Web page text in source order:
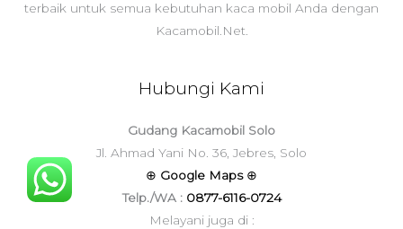
terbaik untuk semua kebutuhan kaca mobil Anda dengan
Kacamobil.Net.
Hubungi Kami
Gudang Kacamobil Solo
Jl. Ahmad Yani No. 36, Jebres, Solo
⊕ Google Maps ⊕
Telp./WA : 0877-6116-0724
Melayani juga di :